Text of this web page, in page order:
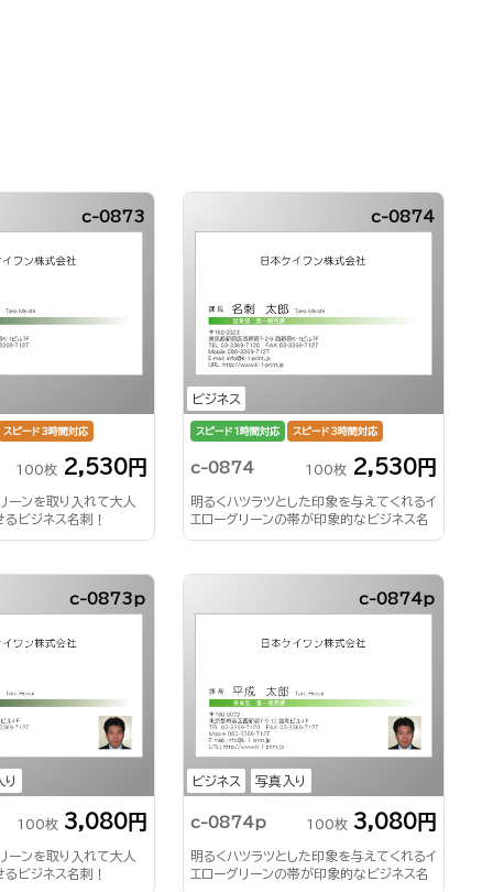
c-0873
スピード3時間対応
100枚 2,530円
ーンを取り入れて大人
ビジネス名刺！
ビジネス
c-0874
スピード1時間対応 スピード3時間対応
c-0874 100枚 2,530円
明るくハツラツとした印象を与えてくれるイ
エローグリーンの帯が印象的なビジネス名
り
c-0873p
100枚 3,080円
ーンを取り入れて大人
ビジネス名刺！
ビジネス 写真入り
c-0874p
c-0874p 100枚 3,080円
明るくハツラツとした印象を与えてくれるイ
エローグリーンの帯が印象的なビジネス名